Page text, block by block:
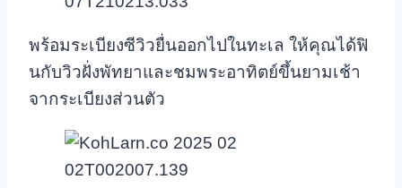
พร้อมระเบียงซีวิวยื่นออกไปในทะเล ให้คุณได้ฟิ
นกับวิวฝั่งพัทยาและชมพระอาทิตย์ขึ้นยามเช้า
จากระเบียงส่วนตัว